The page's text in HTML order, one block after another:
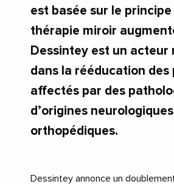
est basée sur le principe
thérapie miroir
Dessintey est un acteur
dans la rééducation des
affectés par des
d’origines
orthopédiques.
Dessintey annonce un